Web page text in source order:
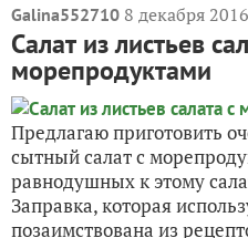
Galina552710 8 декабря
Салат из листьев
морепродуктами
Предлагаю приготовить
сытный салат с
равнодушных к этому
Заправка, которая
позаимствована из